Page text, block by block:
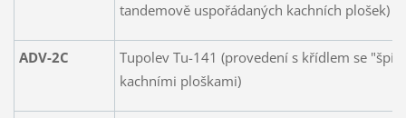
tandemově uspořádaných kachních plošek)
ADV-2C
Tupolev Tu-141 (provedení s křídlem se
kachními ploškami)